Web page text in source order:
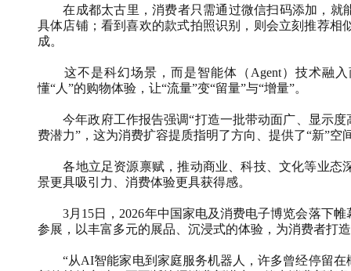
在成都太古里，消费者只需通过微信扫码添加，就
具体店铺；看到喜欢的款式拍照识别，则会立刻推荐
成。
这不是科幻场景，而是智能体（Agent）技术融入
懂“人”的购物体验，让“流量”变“留量”与“增量”。
今年政府工作报告强调“打造一批带动面广、显示度
费潜力”，这为消费扩容提质指明了方向、提供了“新”空
各地立足资源禀赋，推动商业、科技、文化等业态
景更具吸引力、消费体验更具获得感。
3月15日，2026年中国家电及消费电子博览会落下帷
参展，以丰富多元的展品、沉浸式的体验，为消费者打
“从AI智能家电到家庭服务机器人，许多曾经停留在